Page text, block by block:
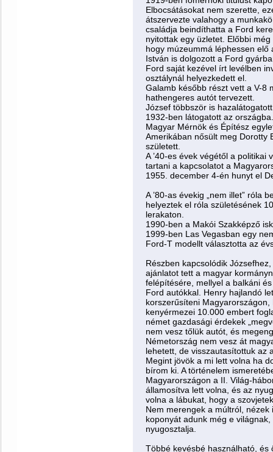
Elbocsátásokat nem szerette,
átszervezte valahogy a
családja beindíthatta a Ford
nyitottak egy üzletet. Előbbi
hogy múzeummá léphessen
István is dolgozott a Ford
Ford saját kezével írt levélben
osztálynál helyezkedett el.
Galamb később részt vett a V-8
hathengeres autót tervezett.
József többször is
1932-ben látogatott az
Magyar Mérnök és Építész
Amerikában nősült meg Dorotty
született.
A ’40-es évek végétől a politikai
tartani a kapcsolatot a
1955. december 4-én hunyt el
A ’80-as évekig „nem illet” róla
helyeztek el róla születésének
lerakaton.
1990-ben a Makói Szakképző
1999-ben Las Vegasban egy
Ford-T modellt választotta az
Részben kapcsolódik
ajánlatot tett a magyar
felépítésére, mellyel a balkáni
Ford autókkal. Henry hajlandó
korszerűsíteni
kenyérmezei 10.000 embert
német gazdasági érdekek
nem vesz tőlük autót, és
Németország nem vesz át
lehetett, de visszautasítottuk az
Megint jövök a mi lett volna ha
bírom ki. A történelem
Magyarországon a II. Világ-
államosítva lett volna, és az
volna a lábukat, hogy a
Nem merengek a múltról,
koponyát adunk még e
nyugosztalja.
Többé kevésbé használható, és